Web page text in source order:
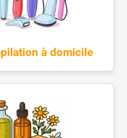
à domicile